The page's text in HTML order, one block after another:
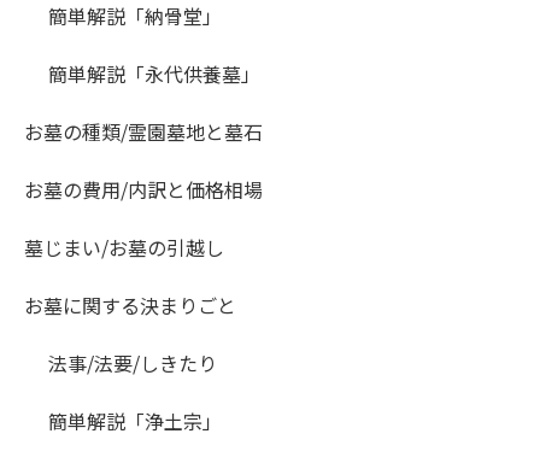
簡単解説「納骨堂」
簡単解説「永代供養墓」
お墓の種類/霊園墓地と墓石
お墓の費用/内訳と価格相場
墓じまい/お墓の引越し
お墓に関する決まりごと
法事/法要/しきたり
簡単解説「浄土宗」